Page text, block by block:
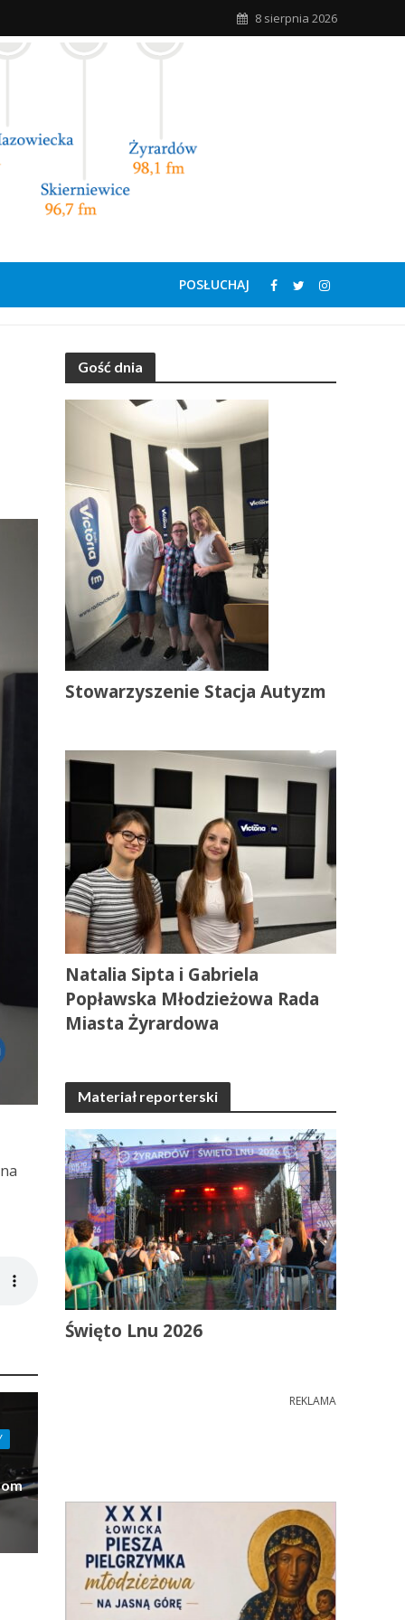
8 sierpnia 2026
POSŁUCHAJ
Gość dnia
Stowarzyszenie Stacja Autyzm
Natalia Sipta i Gabriela
Popławska Młodzieżowa Rada
Miasta Żyrardowa
Materiał reporterski
Święto Lnu 2026
REKLAMA